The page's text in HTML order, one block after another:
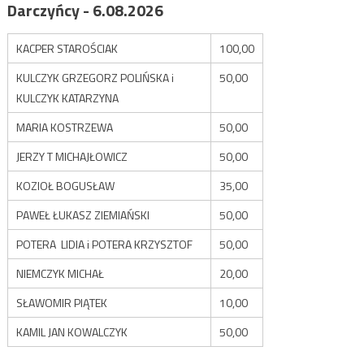
Darczyńcy - 6.08.2026
KACPER STAROŚCIAK
100,00
KULCZYK GRZEGORZ POLIŃSKA i
KULCZYK KATARZYNA
50,00
MARIA KOSTRZEWA
50,00
JERZY T MICHAJŁOWICZ
50,00
KOZIOŁ BOGUSŁAW
35,00
PAWEŁ ŁUKASZ ZIEMIAŃSKI
50,00
POTERA LIDIA i POTERA KRZYSZTOF
50,00
NIEMCZYK MICHAŁ
20,00
SŁAWOMIR PIĄTEK
10,00
KAMIL JAN KOWALCZYK
50,00